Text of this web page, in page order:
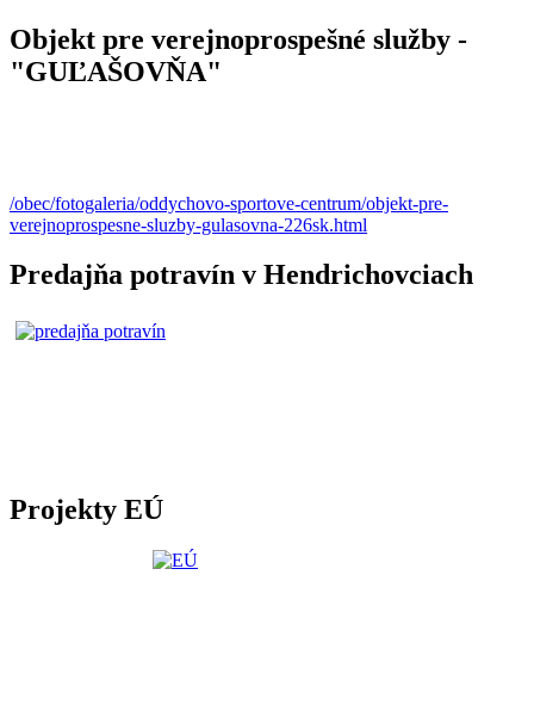
Objekt pre verejnoprospešné služby -
"GUĽAŠOVŇA"
/obec/fotogaleria/oddychovo-sportove-centrum/objekt-pre-
verejnoprospesne-sluzby-gulasovna-226sk.html
Predajňa potravín v Hendrichovciach
Projekty EÚ